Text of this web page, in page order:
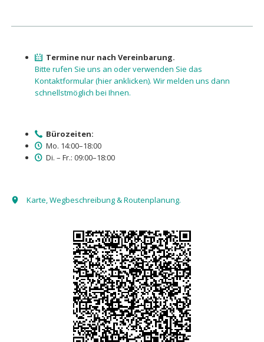
Termine nur nach Vereinbarung.
Bitte rufen Sie uns an oder verwenden Sie das
Kontaktformular (hier anklicken). Wir melden uns dann
schnellstmöglich bei Ihnen.
Bürozeiten:
Mo. 14:00–18:00
Di. – Fr.: 09:00–18:00
Karte, Wegbeschreibung & Routenplanung.